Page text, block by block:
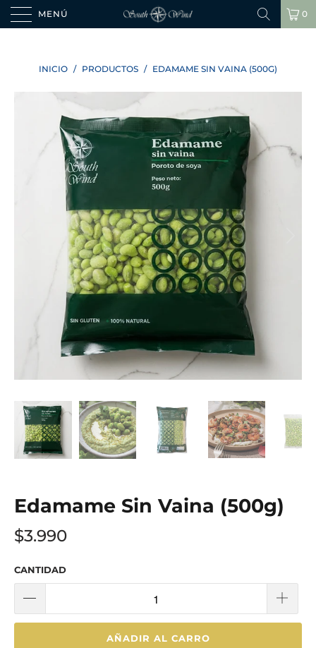
MENÚ 0
INICIO / PRODUCTOS / EDAMAME SIN VAINA (500G)
Edamame Sin Vaina (500g)
$3.990
CANTIDAD
AÑADIR AL CARRO